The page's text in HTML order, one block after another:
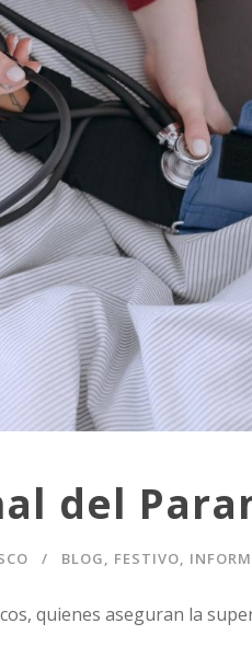
del
BLOG FESTIVO
quienes aseguran la